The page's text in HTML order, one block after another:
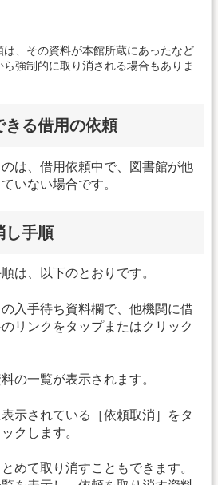
、その資料が本館所蔵にあったなど
強制的に取り消される場合もありま
きる借用の依頼
は、借用依頼中で、図書館が他
いない場合です。
し手順
は、以下のとおりです。
入手待ち資料欄で、他機関に借
リンクをタップまたはクリック
の一覧が表示されます。
示されている［依頼取消］をタ
クします。
めて取り消すこともできます。